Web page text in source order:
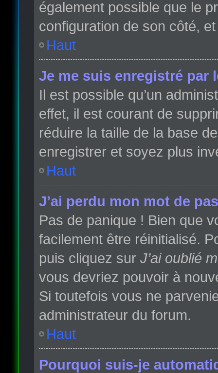
également possible que le
configuration de son côté,
Haut
Je me suis enregistré par
Il est possible qu’un
effet, il est courant de
réduire la taille de la base
enregistrer et soyez plus
Haut
J’ai perdu mon mot de
Pas de panique ! Bien que
facilement être réinitialisé.
puis cliquez sur J’ai oublié
vous devriez pouvoir à
Si toutefois vous ne
administrateur du forum.
Haut
Pourquoi suis-je